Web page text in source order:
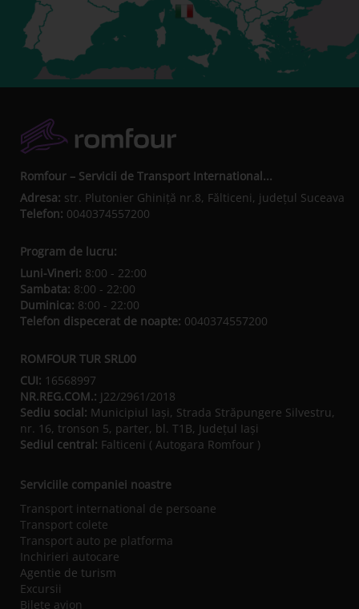
Romfour – Servicii de Transport International...
Adresa: str. Plutonier Ghiniţă nr.8, Fălticeni, judeţul Suceava
Telefon: 0040374557200
Program de lucru:
Luni-Vineri: 8:00 - 22:00
Sambata: 8:00 - 22:00
Duminica: 8:00 - 22:00
Telefon dispecerat de noapte: 0040374557200
ROMFOUR TUR SRL00
CUI: 16568997
NR.REG.COM.: J22/2961/2018
Sediu social: Municipiul Iaşi, Strada Străpungere Silvestru,
nr. 16, tronson 5, parter, bl. T1B, Județul Iaşi
Sediul central: Falticeni ( Autogara Romfour )
Serviciile companiei noastre
Transport international de persoane
Transport colete
Transport auto pe platforma
Inchirieri autocare
Agentie de turism
Excursii
Bilete avion